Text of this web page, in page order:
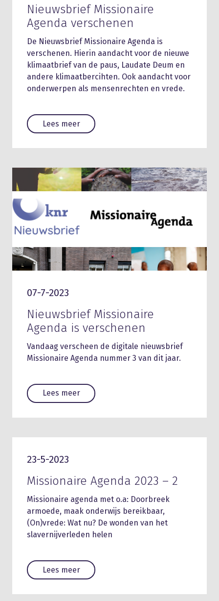
Nieuwsbrief Missionaire
Agenda verschenen
De Nieuwsbrief Missionaire Agenda is
verschenen. Hierin aandacht voor de nieuwe
klimaatbrief van de paus, Laudate Deum en
andere klimaatbercihten. Ook aandacht voor
onderwerpen als mensenrechten en vrede.
Lees meer
07-7-2023
Nieuwsbrief Missionaire
Agenda is verschenen
Vandaag verscheen de digitale nieuwsbrief
Missionaire Agenda nummer 3 van dit jaar.
Lees meer
23-5-2023
Missionaire Agenda 2023 – 2
Missionaire agenda met o.a: Doorbreek
armoede, maak onderwijs bereikbaar,
(On)vrede: Wat nu? De wonden van het
slavernijverleden helen
Lees meer